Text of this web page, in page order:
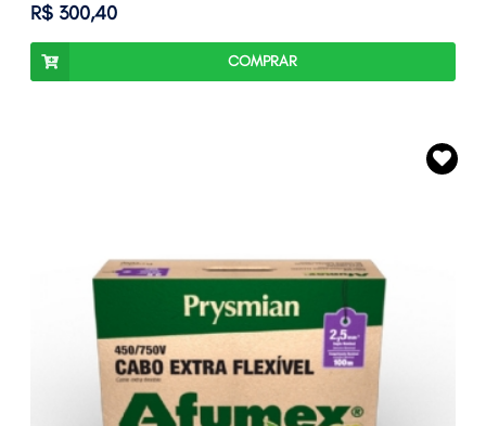
R$ 300,40
COMPRAR